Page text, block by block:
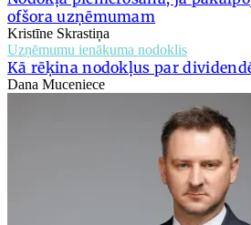
ofšora uzņēmumam
Kristīne Skrastiņa
Uzņēmumu ienākuma nodoklis
Kā rēķina nodokļus par
Dana Muceniece